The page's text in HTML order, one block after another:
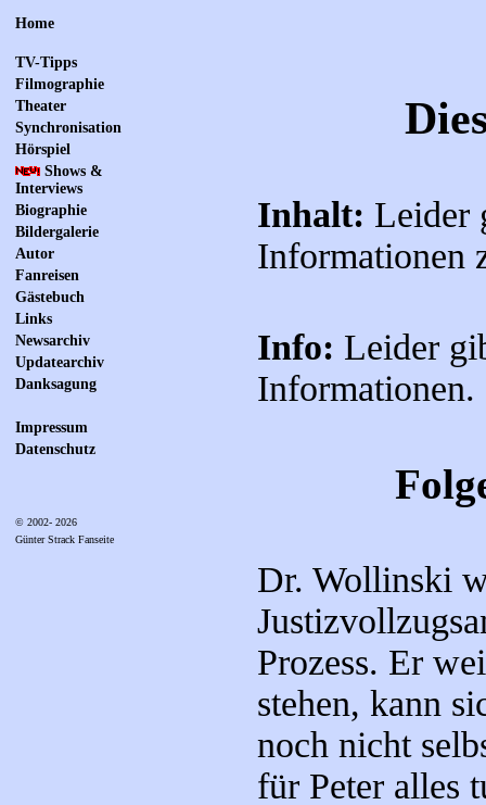
Home
TV-Tipps
Filmographie
Theater
Synchronisation
Hörspiel
Shows &
Interviews
Biographie
Bildergalerie
Autor
Fanreisen
Gästebuch
Links
Newsarchiv
Updatearchiv
Danksagung
Impressum
Datenschutz
© 2002- 2026
Günter Strack Fanseite
Inhalt: Leider
Informationen
Info: Leider
Informationen.
Dr. Wollinski
Prozess. Er
stehen, kann
noch nicht
für Peter alles